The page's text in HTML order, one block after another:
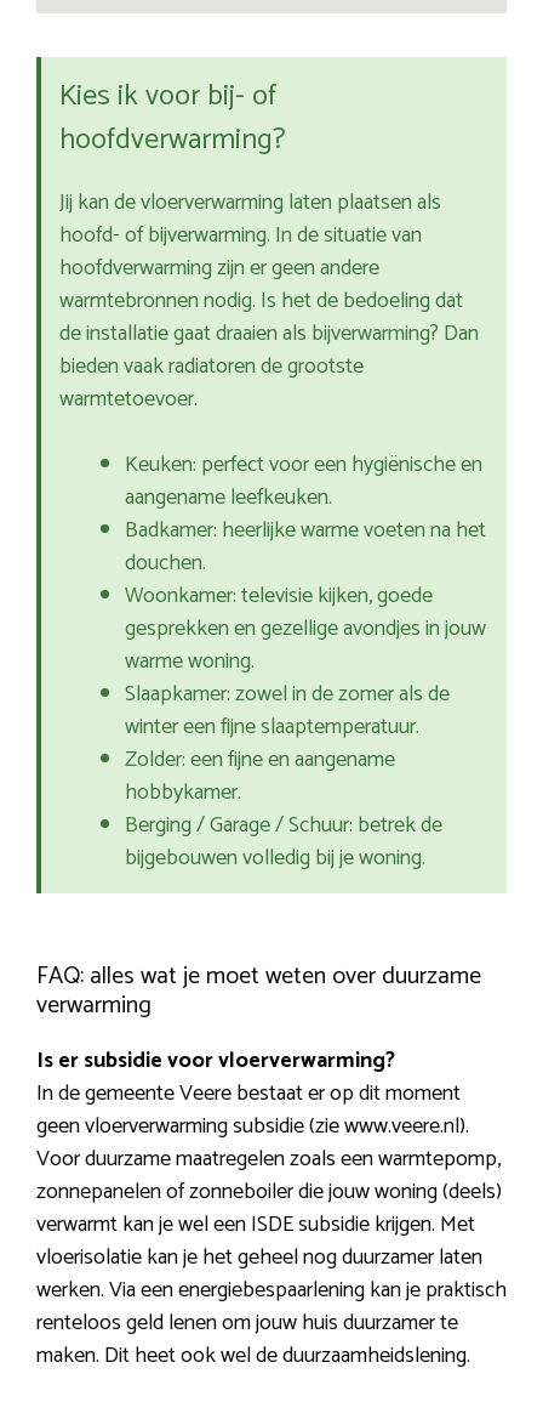
Kies ik voor bij- of
hoofdverwarming?
Jij kan de vloerverwarming laten plaatsen als
hoofd- of bijverwarming. In de situatie van
hoofdverwarming zijn er geen andere
warmtebronnen nodig. Is het de bedoeling dat
de installatie gaat draaien als bijverwarming? Dan
bieden vaak radiatoren de grootste
warmtetoevoer.
Keuken: perfect voor een hygiënische en
aangename leefkeuken.
Badkamer: heerlijke warme voeten na het
douchen.
Woonkamer: televisie kijken, goede
gesprekken en gezellige avondjes in jouw
warme woning.
Slaapkamer: zowel in de zomer als de
winter een fijne slaaptemperatuur.
Zolder: een fijne en aangename
hobbykamer.
Berging / Garage / Schuur: betrek de
bijgebouwen volledig bij je woning.
FAQ: alles wat je moet weten over duurzame
verwarming
Is er subsidie voor vloerverwarming?
In de gemeente Veere bestaat er op dit moment
geen vloerverwarming subsidie (zie www.veere.nl).
Voor duurzame maatregelen zoals een warmtepomp,
zonnepanelen of zonneboiler die jouw woning (deels)
verwarmt kan je wel een ISDE subsidie krijgen. Met
vloerisolatie kan je het geheel nog duurzamer laten
werken. Via een energiebespaarlening kan je praktisch
renteloos geld lenen om jouw huis duurzamer te
maken. Dit heet ook wel de duurzaamheidslening.